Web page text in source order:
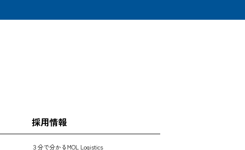
採用情報
３分で分かるMOL Logistics